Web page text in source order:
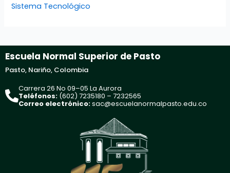
Sistema Tecnológico
Escuela Normal Superior de Pasto
Pasto, Nariño, Colombia
Carrera 26 No 09–05 La Aurora
Teléfonos: (602) 7235180 – 7232565
Correo electrónico:sac@escuelanormalpasto.edu.co